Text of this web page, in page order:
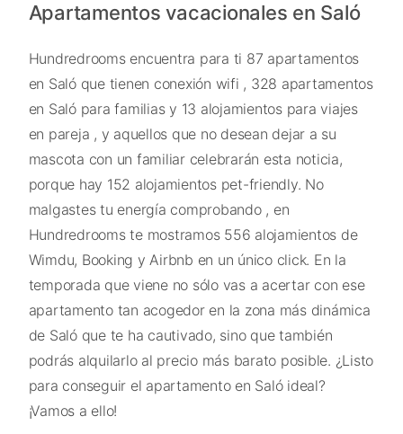
Apartamentos vacacionales en Saló
Hundredrooms encuentra para ti 87 apartamentos
en Saló que tienen conexión wifi , 328 apartamentos
en Saló para familias y 13 alojamientos para viajes
en pareja , y aquellos que no desean dejar a su
mascota con un familiar celebrarán esta noticia,
porque hay 152 alojamientos pet-friendly. No
malgastes tu energía comprobando , en
Hundredrooms te mostramos 556 alojamientos de
Wimdu, Booking y Airbnb en un único click. En la
temporada que viene no sólo vas a acertar con ese
apartamento tan acogedor en la zona más dinámica
de Saló que te ha cautivado, sino que también
podrás alquilarlo al precio más barato posible. ¿Listo
para conseguir el apartamento en Saló ideal?
¡Vamos a ello!